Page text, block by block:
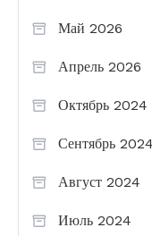
Май 2026
Апрель 2026
Октябрь 2024
Сентябрь 2024
Август 2024
Июль 2024